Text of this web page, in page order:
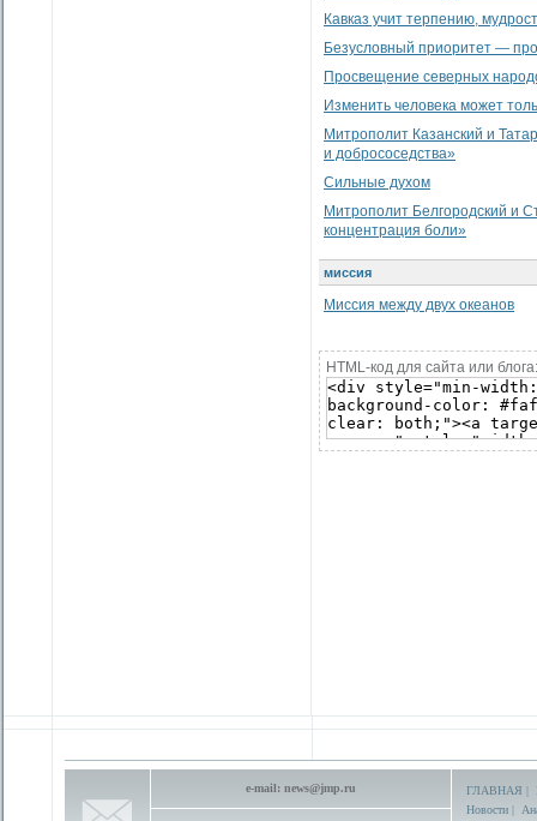
Кавказ учит терпению,
Безусловный приоритет —
Просвещение северных
Изменить человека может
Митрополит Казанский и
и добрососедства»
Сильные духом
Митрополит Белгородский и
концентрация боли»
миссия
Миссия между двух океанов
HTML-код для сайта или блога:
e-mail: news@jmp.ru ГЛАВНАЯ |
Новости |